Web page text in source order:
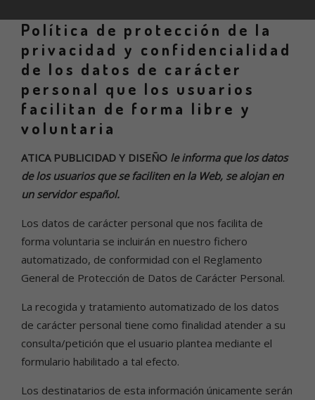
Política de protección de la
privacidad y confidencialidad
de los datos de carácter
personal que los usuarios
facilitan de forma libre y
voluntaria
ATICA PUBLICIDAD Y DISEÑO le informa que los datos
de los usuarios que se faciliten en la Web, se alojan en
un servidor español.
Los datos de carácter personal que nos facilita de
forma voluntaria se incluirán en nuestro fichero
automatizado, de conformidad con el Reglamento
General de Protección de Datos de Carácter Personal.
La recogida y tratamiento automatizado de los datos
de carácter personal tiene como finalidad atender a su
consulta/petición que el usuario plantea mediante el
formulario habilitado a tal efecto.
Los destinatarios de esta información únicamente serán